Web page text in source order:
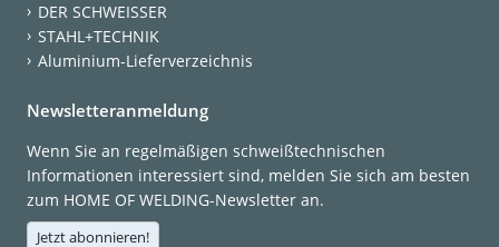
DER SCHWEISSER
STAHL+TECHNIK
Aluminium-Lieferverzeichnis
Newsletteranmeldung
Wenn Sie an regelmäßigen schweißtechnischen
Informationen interessiert sind, melden Sie sich am besten
zum HOME OF WELDING-Newsletter an.
Jetzt abonnieren!